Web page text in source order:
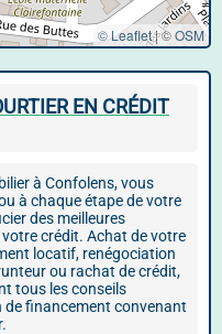
© Leaflet|©OSM
EN CRÉDIT
à Confolens, vous
à chaque étape de votre
des meilleures
crédit. Achat de votre
locatif, renégociation
ou rachat de crédit,
tous les conseils
de financement convenant